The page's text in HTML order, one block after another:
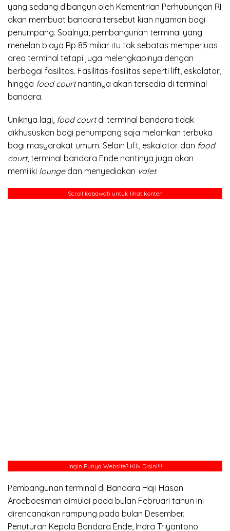
yang sedang dibangun oleh Kementrian Perhubungan RI
akan membuat bandara tersebut kian nyaman bagi
penumpang. Soalnya, pembangunan terminal yang
menelan biaya Rp 85 miliar itu tak sebatas memperluas
area terminal tetapi juga melengkapinya dengan
berbagai fasilitas. Fasilitas-fasilitas seperti lift, eskalator,
hingga food courtnantinya akan tersedia di terminal
bandara.
Uniknya lagi, food courtdi terminal bandara tidak
dikhususkan bagi penumpang saja melainkan terbuka
bagi masyarakat umum. Selain Lift, eskalator dan food
court, terminal bandara Ende nantinya juga akan
memiliki loungedan menyediakan valet.
Scroll kebawah untuk lihat konten
Ingin Punya Website?Klik Disini!!!
Pembangunan terminal di Bandara Haji Hasan
Aroeboesman dimulai pada bulan Februari tahun ini
direncanakan rampung pada bulan Desember.
Penuturan Kepala Bandara Ende, Indra Triyantono